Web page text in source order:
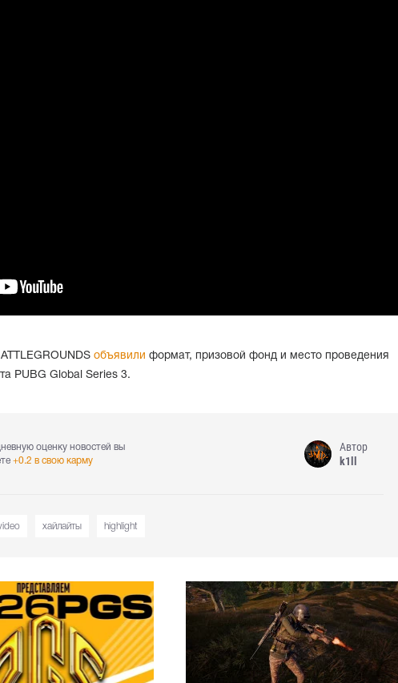
объявили формат, призовой фонд и место проведения
PUBG Global Series 3.
оценку новостей вы
+0.2 в свою карму
Автор
k1ll
хайлайты highlight